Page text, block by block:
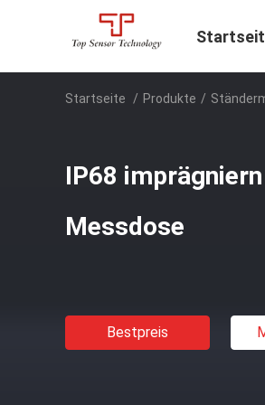
Startseite / Produkte /
IP68
Messdose
Bestpreis